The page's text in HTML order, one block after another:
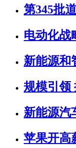
第345批
电动化战
新能源和
规模引领
新能源汽
苹果开高